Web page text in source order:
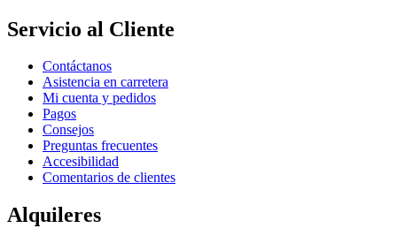
Servicio al Cliente
Contáctanos
Asistencia en carretera
Mi cuenta y pedidos
Pagos
Consejos
Preguntas frecuentes
Accesibilidad
Comentarios de clientes
Alquileres